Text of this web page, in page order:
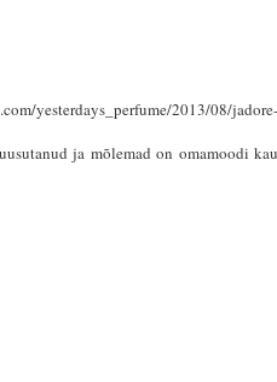
yesterdays_perfume/2013/08/
ja mõlemad on omamoodi